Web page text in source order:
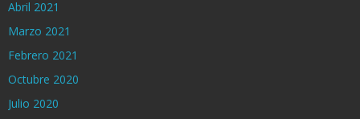
Abril 2021
Marzo 2021
Febrero 2021
Octubre 2020
Julio 2020